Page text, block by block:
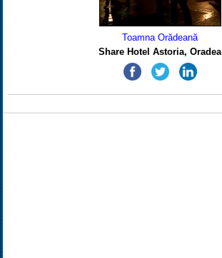
Toamna Orădeană
Share Hotel Astoria, Oradea